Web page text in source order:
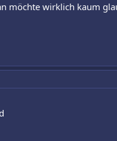
möchte wirklich kaum